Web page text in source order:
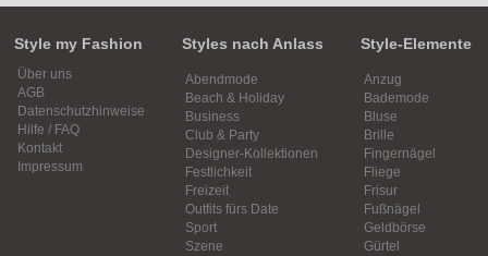
Style my Fashion
Über uns
AGB
Datenschutzhinweise
Hilfe / FAQ
Kontakt
Impressum
Styles nach Anlass
Abendmode
Beach & Holiday
Business
Club & Party
Designer-Kollektionen
Festlichkeit
Freizeit
Outfits fürs Date
Sport
Szene
Style-Elemente
Anzug
Bademode
Bluse
Brille
Fingernägel
Fliege
Frisur
Fußnägel
Geldbörse
Gürtel